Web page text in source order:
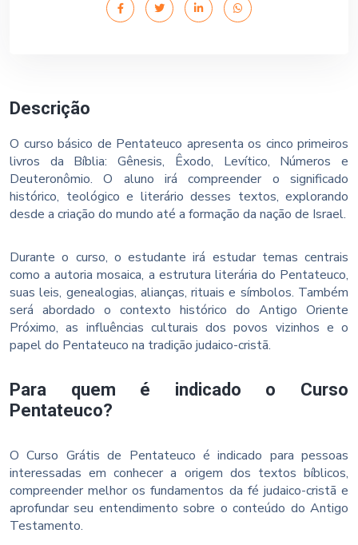
Descrição
O curso básico de Pentateuco apresenta os cinco primeiros
livros da Bíblia: Gênesis, Êxodo, Levítico, Números e
Deuteronômio. O aluno irá compreender o significado
histórico, teológico e literário desses textos, explorando
desde a criação do mundo até a formação da nação de Israel.
Durante o curso, o estudante irá estudar temas centrais
como a autoria mosaica, a estrutura literária do Pentateuco,
suas leis, genealogias, alianças, rituais e símbolos. Também
será abordado o contexto histórico do Antigo Oriente
Próximo, as influências culturais dos povos vizinhos e o
papel do Pentateuco na tradição judaico-cristã.
Para quem é indicado o Curso
Pentateuco?
O Curso Grátis de Pentateuco é indicado para pessoas
interessadas em conhecer a origem dos textos bíblicos,
compreender melhor os fundamentos da fé judaico-cristã e
aprofundar seu entendimento sobre o conteúdo do Antigo
Testamento.